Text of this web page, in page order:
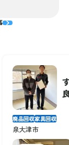
廃品回収家具回収
泉大津市